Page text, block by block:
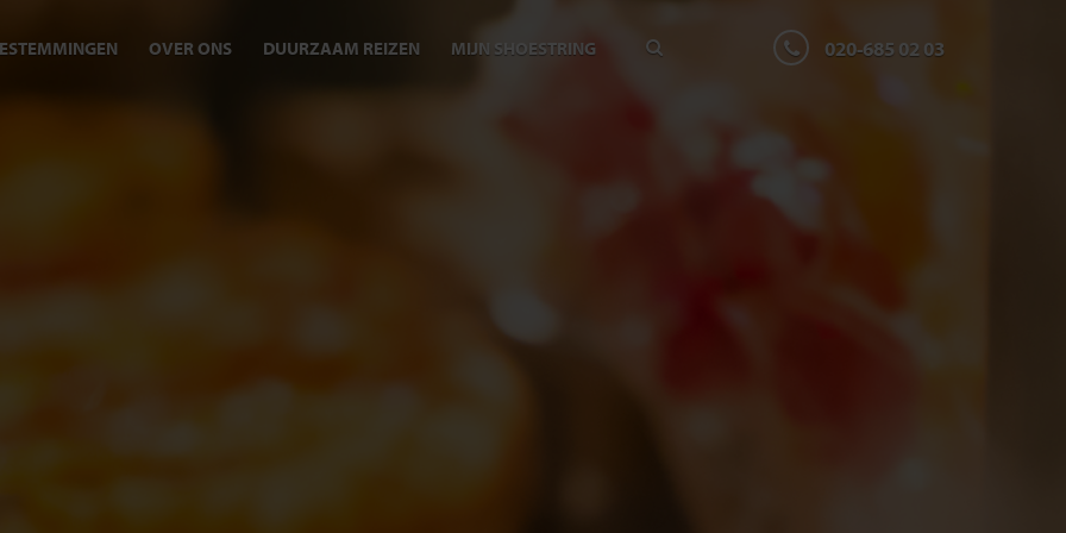
OVER ONS DUURZAAM REIZEN MIJN SHOESTRING 020-685 02 03